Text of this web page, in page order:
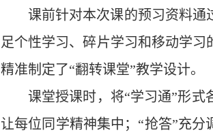
课前针对本次课的预习资料通
足个性学习、碎片学习和移动学
精准制定了“翻转课堂”教学设计。
课堂授课时，将“学习通”形
让每位同学精神集中；“抢答”充分